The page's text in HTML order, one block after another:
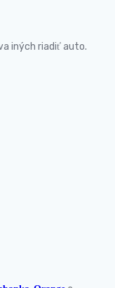
iných riadiť auto.